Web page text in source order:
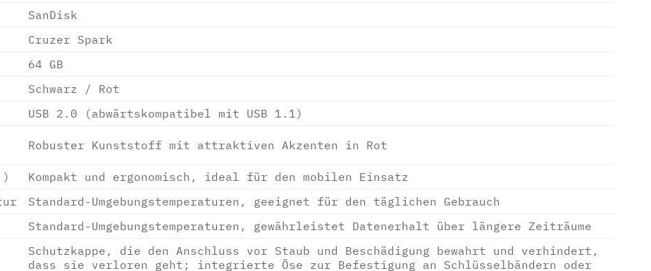
SanDisk
Cruzer Spark
64 GB
Schwarz / Rot
USB 2.0 (abwärtskompatibel mit USB 1.1)
Robuster Kunststoff mit attraktiven Akzenten in Rot
Kompakt und ergonomisch, ideal für den mobilen Einsatz
Standard-Umgebungstemperaturen, geeignet für den täglichen Gebrauch
Standard-Umgebungstemperaturen, gewährleistet Datenerhalt über längere Zeiträume
Schutzkappe, die den Anschluss vor Staub und Beschädigung bewahrt und verhindert,
dass sie verloren geht; integrierte Öse zur Befestigung an Schlüsselbändern oder